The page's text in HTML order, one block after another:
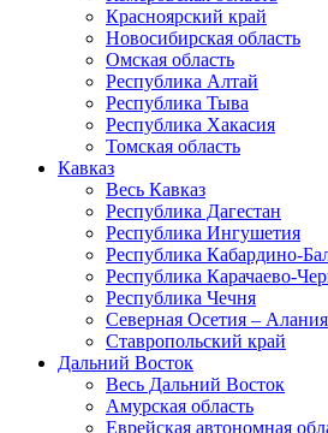
Красноярский край
Новосибирская область
Омская область
Республика Алтай
Республика Тыва
Республика Хакасия
Томская область
Кавказ
Весь Кавказ
Республика Дагестан
Республика Ингушетия
Республика Кабардино-
Республика Карачаево-
Республика Чечня
Северная Осетия – Алания
Ставропольский край
Дальний Восток
Весь Дальний Восток
Амурская область
Еврейская автономная